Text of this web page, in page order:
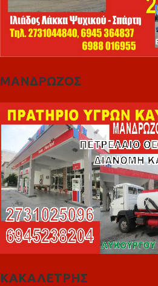
ΜΑΝΔΡΩΖΟΣ
ΚΑΚΑΛΕΤΡΗΣ